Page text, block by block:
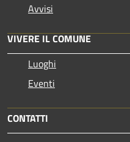
Avvisi
VIVERE IL COMUNE
Luoghi
Eventi
CONTATTI